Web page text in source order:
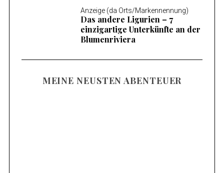
Anzeige (da Orts/Markennennung)
Das andere Ligurien – 7
einzigartige Unterkünfte an der
Blumenriviera
MEINE NEUSTEN ABENTEUER